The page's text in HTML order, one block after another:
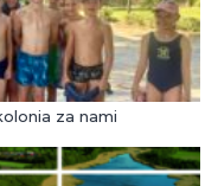
za nami